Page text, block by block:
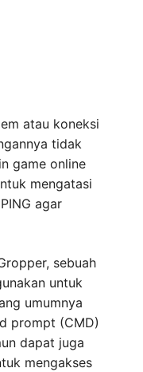
atau koneksi
tidak
game online
mengatasi
agar
sebuah
untuk
umumnya
prompt (CMD)
dapat juga
mengakses